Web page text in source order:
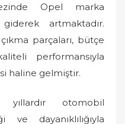
Opel marka
artmaktadır.
parçaları, bütçe
performansıyla
haline gelmiştir.
otomobil
ve dayanıklılığıyla